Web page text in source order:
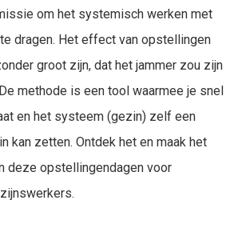
om het systemisch werken met
dragen. Het effect van opstellingen
groot zijn, dat het jammer zou zijn
methode is een tool waarmee je snel
en het systeem (gezin) zelf een
kan zetten. Ontdek het en maak het
deze opstellingendagen voor